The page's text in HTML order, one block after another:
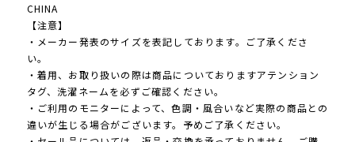
CHINA
【注意】
・メーカー発表のサイズを表記しております。ご了承くださ
い。
・着用、お取り扱いの際は商品についておりますアテンション
タグ、洗濯ネームを必ずご確認ください。
・ご利用のモニターによって、色調・風合いなど実際の商品との
違いが生じる場合がございます。予めご了承ください。